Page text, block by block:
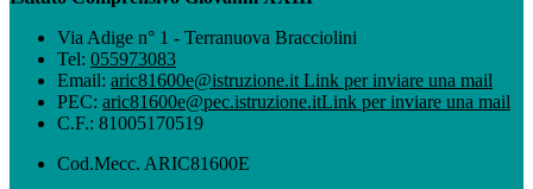
Via Adige n° 1 - Terranuova Bracciolini
Tel: 055973083
Email: aric81600e@istruzione.it Link per inviare una mail
PEC: aric81600e@pec.istruzione.itLink per inviare una mail
C.F.: 81005170519
Cod.Mecc. ARIC81600E